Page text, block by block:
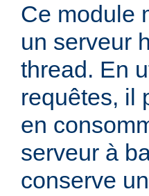
Ce module
un serveur
thread. En
requêtes, il
en
serveur à
conserve